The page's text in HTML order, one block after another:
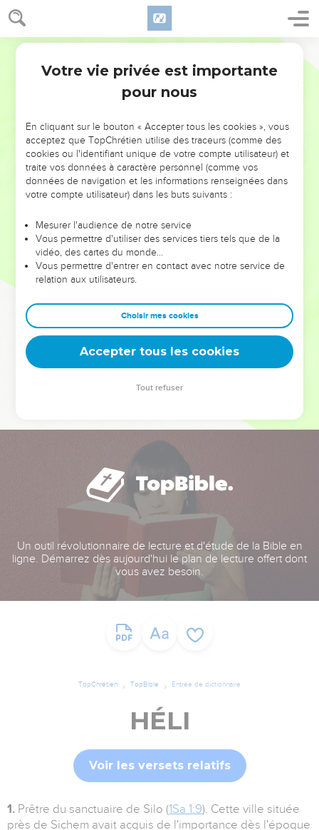
NE MANQUEZ PAS L’ÉVÉNEMENT
DE L’ANNÉE !
ET SI LEURS ERREURS POUVAIENT VOUS ÉVITER LES
VOTRES ?
leur foi ou leur vision. Mais on voit moins les doutes, les erreurs
et les saisons difficiles qu'ils ont traversés, alors même que ce
sont elles qui les ont façonnés.
Dans cette conférence, leaders, entrepreneurs, et responsables
clés pour avancer avec plus de sagesse afin que leurs erreurs
deviennent vos tremplins. Que vous guidiez un ministère, une
équipe, un groupe ou une famille, leur expérience est faite
Un outil révolutionnaire de lecture et d'étude de la Bible en
ligne. Démarrez dès aujourd'hui le plan de lecture offert dont
vous avez besoin.
TopChrétien TopBible Entrée de dictionnaire
HÉLI
Voir les versets relatifs
1. Prêtre du sanctuaire de Silo (1Sa 1:9). Cette ville située
près de Sichem avait acquis de l'importance dès l'époque
Votre vie privée est importante
pour nous
En cliquant sur le bouton « Accepter tous les cookies », vous
acceptez que TopChrétien utilise des traceurs (comme des
cookies ou l'identifiant unique de votre compte utilisateur) et
traite vos données à caractère personnel (comme vos
données de navigation et les informations renseignées dans
votre compte utilisateur) dans les buts suivants :
Mesurer l'audience de notre service
Vous permettre d'utiliser des services tiers tels que de la
vidéo, des cartes du monde…
Vous permettre d'entrer en contact avec notre service de
relation aux utilisateurs.
Choisir mes cookies
Accepter tous les cookies
Tout refuser